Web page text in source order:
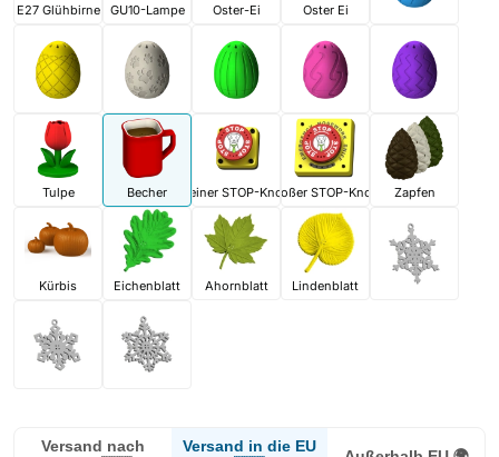
E27 Glühbirne GU10-Lampe Oster-Ei Oster Ei
Tulpe Becher Kleiner STOP-KnopfGroßer STOP-Knopf Zapfen
Kürbis Eichenblatt Ahornblatt Lindenblatt
Versand nach
Versand in die EU